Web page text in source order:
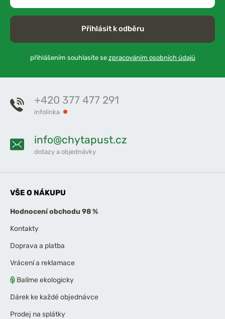
Přihlásit k odběru
přihlášením souhlasíte se zpracováním osobních údajů
+420 377 477 291
infolinka
info@chytapust.cz
dotazy a objednávky
VŠE O NÁKUPU
Hodnocení obchodu 98 %
Kontakty
Doprava a platba
Vrácení a reklamace
Balíme ekologicky
Dárek ke každé objednávce
Prodej na splátky